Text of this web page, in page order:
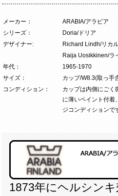
メーカー：
ARABIA/アラビア
シリーズ：
Doria/ドリア
デザイナー:
Richard Lindh/リカ
Raija Uosikkinen/ラ
年代：
1965-1970
サイズ：
カップ/W8.3(取っ
コンディション：
カップは内側にごく
に薄いペイント付着
ジコンディションで
1873年にヘルシン